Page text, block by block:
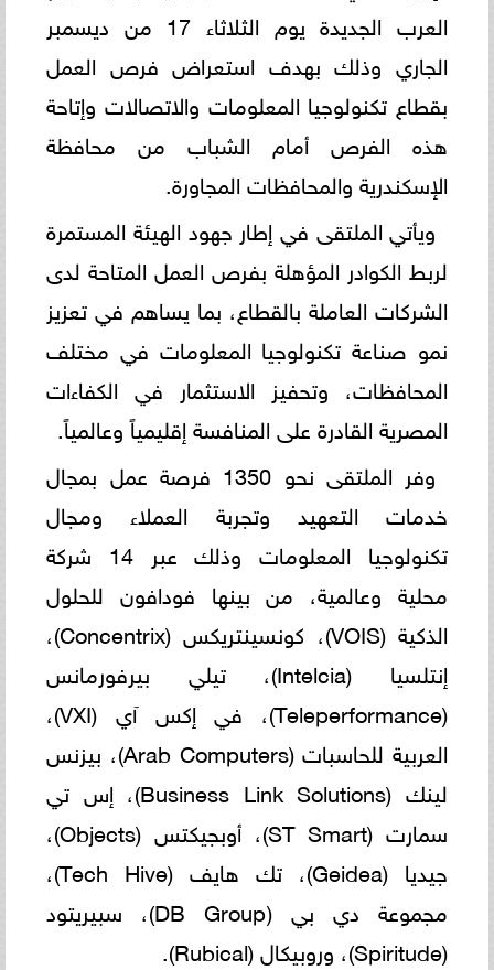
العرب الجديدة يوم الثلاثاء 17 من ديسمبر
الجاري وذلك بهدف استعراض فرص العمل
بقطاع تكنولوجيا المعلومات والاتصالات وإتاحة
هذه الفرص أمام الشباب من محافظة
الإسكندرية والمحافظات المجاورة.
ويأتي الملتقى في إطار جهود الهيئة المستمرة
لربط الكوادر المؤهلة بفرص العمل المتاحة لدى
الشركات العاملة بالقطاع، بما يساهم في تعزيز
نمو صناعة تكنولوجيا المعلومات في مختلف
المحافظات، وتحفيز الاستثمار في الكفاءات
المصرية القادرة على المنافسة إقليمياً وعالمياً.
وفر الملتقى نحو 1350 فرصة عمل بمجال
خدمات التعهيد وتجربة العملاء ومجال
تكنولوجيا المعلومات وذلك عبر 14 شركة
محلية وعالمية، من بينها فودافون للحلول
الذكية (VOIS)، كونسينتريكس (Concentrix)،
إنتلسيا (Intelcia)، تيلي بيرفورمانس
(Teleperformance)، في إكس آي (VXI)،
العربية للحاسبات (Arab Computers)، بيزنس
لينك (Business Link Solutions)، إس تي
سمارت (ST Smart)، أوبجيكتس (Objects)،
جيديا (Geidea)، تك هايف (Tech Hive)،
مجموعة دي بي (DB Group)، سبيريتود
(Spiritude)، وروبيكال (Rubical).